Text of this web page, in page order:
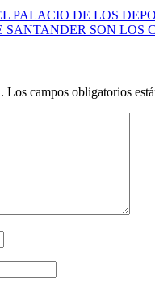
PALACIO DE LOS
SON
Los campos obligatorios